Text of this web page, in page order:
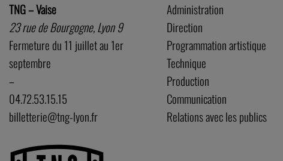
TNG – Vaise
23 rue de Bourgogne, Lyon 9
Fermeture du 11 juillet au 1er
septembre
–
04.72.53.15.15
billetterie@tng-lyon.fr
Administration
Direction
Programmation artistique
Technique
Production
Communication
Relations avec les publics